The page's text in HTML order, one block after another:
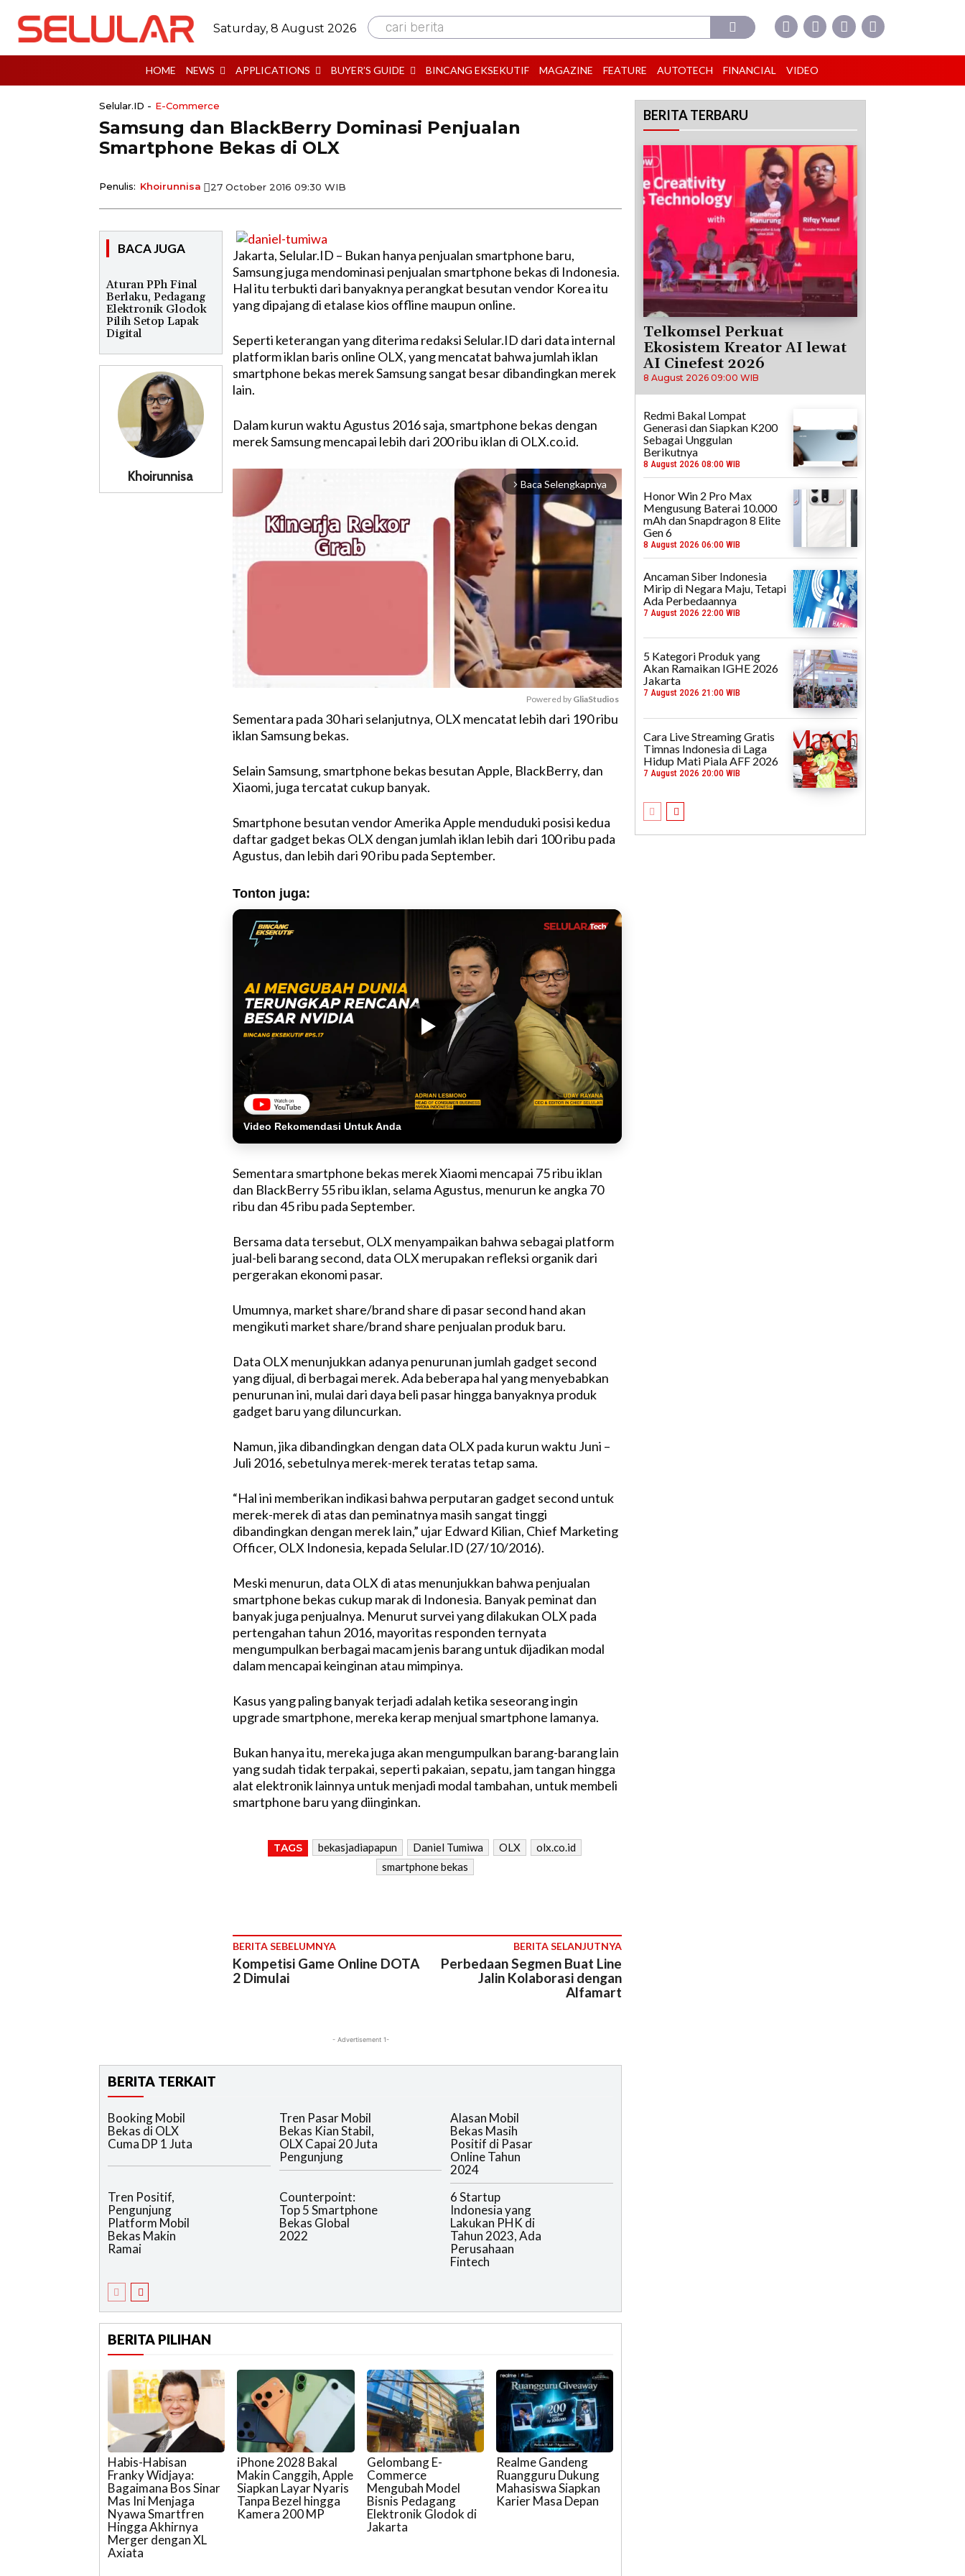
Saturday, 8 August 2026 cari berita
HOME NEWS APPLICATIONS BUYER’S GUIDE BINCANG EKSEKUTIF MAGAZINE FEATURE AUTOTECH FINANCIAL VIDEO
Selular.ID - E-Commerce
Samsung dan BlackBerry Dominasi Penjualan
Smartphone Bekas di OLX
Penulis: Khoirunnisa 27 October 2016 09:30 WIB
BACA JUGA
Aturan PPh Final
Berlaku, Pedagang
Elektronik Glodok
Pilih Setop Lapak
Digital
Khoirunnisa
Jakarta, Selular.ID – Bukan hanya penjualan smartphone baru,
Samsung juga mendominasi penjualan smartphone bekas di Indonesia.
Hal itu terbukti dari banyaknya perangkat besutan vendor Korea itu
yang dipajang di etalase kios offline maupun online.
Seperti keterangan yang diterima redaksi Selular.ID dari data internal
platform iklan baris online OLX, yang mencatat bahwa jumlah iklan
smartphone bekas merek Samsung sangat besar dibandingkan merek
lain.
Dalam kurun waktu Agustus 2016 saja, smartphone bekas dengan
merek Samsung mencapai lebih dari 200 ribu iklan di OLX.co.id.
arrow_forward_ios Baca Selengkapnya
t
Powered by GliaStudios
Sementara pada 30 hari selanjutnya, OLX mencatat lebih dari 190 ribu
iklan Samsung bekas.
Selain Samsung, smartphone bekas besutan Apple, BlackBerry, dan
Xiaomi, juga tercatat cukup banyak.
Smartphone besutan vendor Amerika Apple menduduki posisi kedua
daftar gadget bekas OLX dengan jumlah iklan lebih dari 100 ribu pada
Agustus, dan lebih dari 90 ribu pada September.
Tonton juga:
Video Rekomendasi Untuk Anda
Sementara smartphone bekas merek Xiaomi mencapai 75 ribu iklan
dan BlackBerry 55 ribu iklan, selama Agustus, menurun ke angka 70
ribu dan 45 ribu pada September.
Bersama data tersebut, OLX menyampaikan bahwa sebagai platform
jual-beli barang second, data OLX merupakan refleksi organik dari
pergerakan ekonomi pasar.
Umumnya, market share/brand share di pasar second hand akan
mengikuti market share/brand share penjualan produk baru.
Data OLX menunjukkan adanya penurunan jumlah gadget second
yang dijual, di berbagai merek. Ada beberapa hal yang menyebabkan
penurunan ini, mulai dari daya beli pasar hingga banyaknya produk
gadget baru yang diluncurkan.
Namun, jika dibandingkan dengan data OLX pada kurun waktu Juni –
Juli 2016, sebetulnya merek-merek teratas tetap sama.
“Hal ini memberikan indikasi bahwa perputaran gadget second untuk
merek-merek di atas dan peminatnya masih sangat tinggi
dibandingkan dengan merek lain,” ujar Edward Kilian, Chief Marketing
Officer, OLX Indonesia, kepada Selular.ID (27/10/2016).
Meski menurun, data OLX di atas menunjukkan bahwa penjualan
smartphone bekas cukup marak di Indonesia. Banyak peminat dan
banyak juga penjualnya. Menurut survei yang dilakukan OLX pada
pertengahan tahun 2016, mayoritas responden ternyata
mengumpulkan berbagai macam jenis barang untuk dijadikan modal
dalam mencapai keinginan atau mimpinya.
Kasus yang paling banyak terjadi adalah ketika seseorang ingin
upgrade smartphone, mereka kerap menjual smartphone lamanya.
Bukan hanya itu, mereka juga akan mengumpulkan barang-barang lain
yang sudah tidak terpakai, seperti pakaian, sepatu, jam tangan hingga
alat elektronik lainnya untuk menjadi modal tambahan, untuk membeli
smartphone baru yang diinginkan.
TAGS bekasjadiapapun Daniel Tumiwa OLX
olx.co.id
smartphone bekas
BERITA SEBELUMNYA
Kompetisi Game Online DOTA
2 Dimulai
BERITA SELANJUTNYA
Perbedaan Segmen Buat Line
Jalin Kolaborasi dengan
Alfamart
- Advertisement 1-
BERITA TERKAIT
Booking Mobil
Bekas di OLX
Cuma DP 1 Juta
Tren Pasar Mobil
Bekas Kian Stabil,
OLX Capai 20 Juta
Pengunjung
Alasan Mobil
Bekas Masih
Positif di Pasar
Online Tahun
2024
Tren Positif,
Pengunjung
Platform Mobil
Bekas Makin
Ramai
Counterpoint:
Top 5 Smartphone
Bekas Global
2022
6 Startup
Indonesia yang
Lakukan PHK di
Tahun 2023, Ada
Perusahaan
Fintech
BERITA PILIHAN
Habis-Habisan
Franky Widjaya:
Bagaimana Bos Sinar
Mas Ini Menjaga
Nyawa Smartfren
Hingga Akhirnya
Merger dengan XL
Axiata
iPhone 2028 Bakal
Makin Canggih, Apple
Siapkan Layar Nyaris
Tanpa Bezel hingga
Kamera 200 MP
Gelombang E-
Commerce
Mengubah Model
Bisnis Pedagang
Elektronik Glodok di
Jakarta
Realme Gandeng
Ruangguru Dukung
Mahasiswa Siapkan
Karier Masa Depan
BERITA TERBARU
Telkomsel Perkuat
Ekosistem Kreator AI lewat
AI Cinefest 2026
8 August 2026 09:00 WIB
Redmi Bakal Lompat
Generasi dan Siapkan K200
Sebagai Unggulan
Berikutnya
8 August 2026 08:00 WIB
Honor Win 2 Pro Max
Mengusung Baterai 10.000
mAh dan Snapdragon 8 Elite
Gen 6
8 August 2026 06:00 WIB
Ancaman Siber Indonesia
Mirip di Negara Maju, Tetapi
Ada Perbedaannya
7 August 2026 22:00 WIB
5 Kategori Produk yang
Akan Ramaikan IGHE 2026
Jakarta
7 August 2026 21:00 WIB
Cara Live Streaming Gratis
Timnas Indonesia di Laga
Hidup Mati Piala AFF 2026
7 August 2026 20:00 WIB